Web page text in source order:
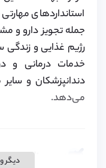
استانداردهای
جمله تجویز دارو و
رژیم غذایی و زندگی
خدمات درمانی و
دندانپزشکان و
می‌دهد.
ویزایدیگر